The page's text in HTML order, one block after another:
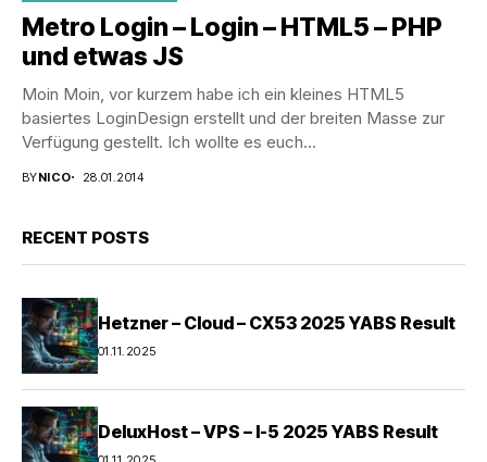
Metro Login – Login – HTML5 – PHP
und etwas JS
Moin Moin, vor kurzem habe ich ein kleines HTML5
basiertes LoginDesign erstellt und der breiten Masse zur
Verfügung gestellt. Ich wollte es euch...
BYNICO 28.01.2014
RECENT POSTS
Hetzner – Cloud – CX53 2025 YABS Result
01.11.2025
DeluxHost – VPS – I-5 2025 YABS Result